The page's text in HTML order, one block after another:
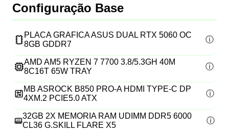
Configuração Base
PLACA GRAFICA ASUS DUAL RTX 5060 OC
8GB GDDR7
AMD AM5 RYZEN 7 7700 3.8/5.3GH 40M
8C16T 65W TRAY
MB ASROCK B850 PRO-A HDMI TYPE-C DP
4XM.2 PCIE5.0 ATX
32GB 2X MEMORIA RAM UDIMM DDR5 6000
CL36 G.SKILL FLARE X5